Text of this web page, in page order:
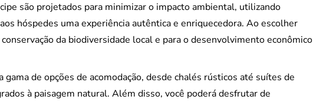
são projetados para minimizar o impacto ambiental, utilizando
hóspedes uma experiência autêntica e enriquecedora. Ao escolher
da biodiversidade local e para o desenvolvimento econômico
de opções de acomodação, desde chalés rústicos até suítes de
à paisagem natural. Além disso, você poderá desfrutar de